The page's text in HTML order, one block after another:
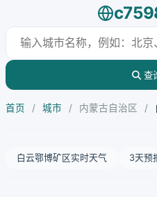
查
首页 / 城市 / 内蒙古自治区 /
白云鄂博矿区实时天气 3天预